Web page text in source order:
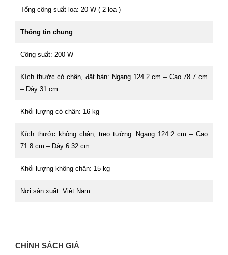
Tổng công suất loa: 20 W ( 2 loa )
Thông tin chung
Công suất: 200 W
Kích thước có chân, đặt bàn: Ngang 124.2 cm – Cao 78.7 cm
– Dày 31 cm
Khối lượng có chân: 16 kg
Kích thước không chân, treo tường: Ngang 124.2 cm – Cao
71.8 cm – Dày 6.32 cm
Khối lượng không chân: 15 kg
Nơi sản xuất: Việt Nam
CHÍNH SÁCH GIÁ